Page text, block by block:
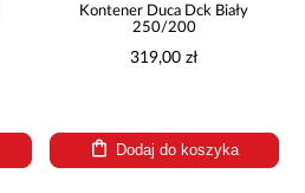
Kontener Duca Dck Biały
250/200
319,00 zł
Dodaj do koszyka